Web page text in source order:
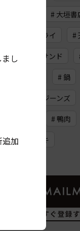
# 大垣書
# フレンチフライ #
# ビーフカツサンド
# 鍋
# ジーンズ
# 鴨肉
# ドイツケーキ
し
加